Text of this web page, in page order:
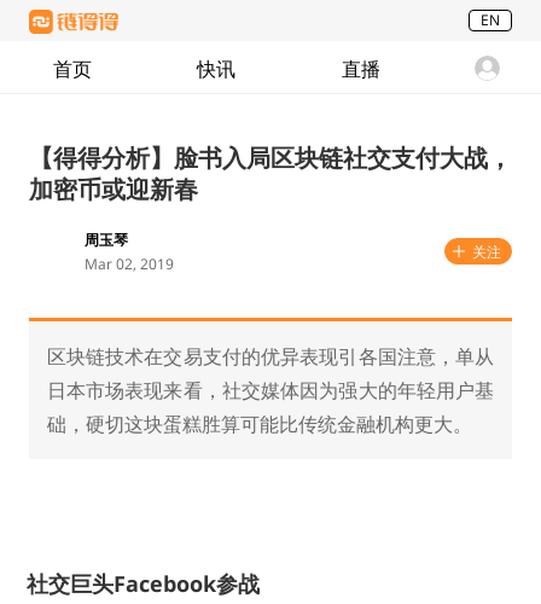
EN
首页 快讯 直播
【得得分析】脸书入局区块链社交支付大战，
加密币或迎新春
周玉琴
Mar 02, 2019
关注
区块链技术在交易支付的优异表现引各国注意，单从
日本市场表现来看，社交媒体因为强大的年轻用户基
础，硬切这块蛋糕胜算可能比传统金融机构更大。
社交巨头Facebook参战